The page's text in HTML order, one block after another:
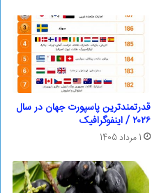
قدرتمندترین پاسپورت‌ جهان در سال
۲۰۲۶ / اینفوگرافیک
1 مرداد 1405